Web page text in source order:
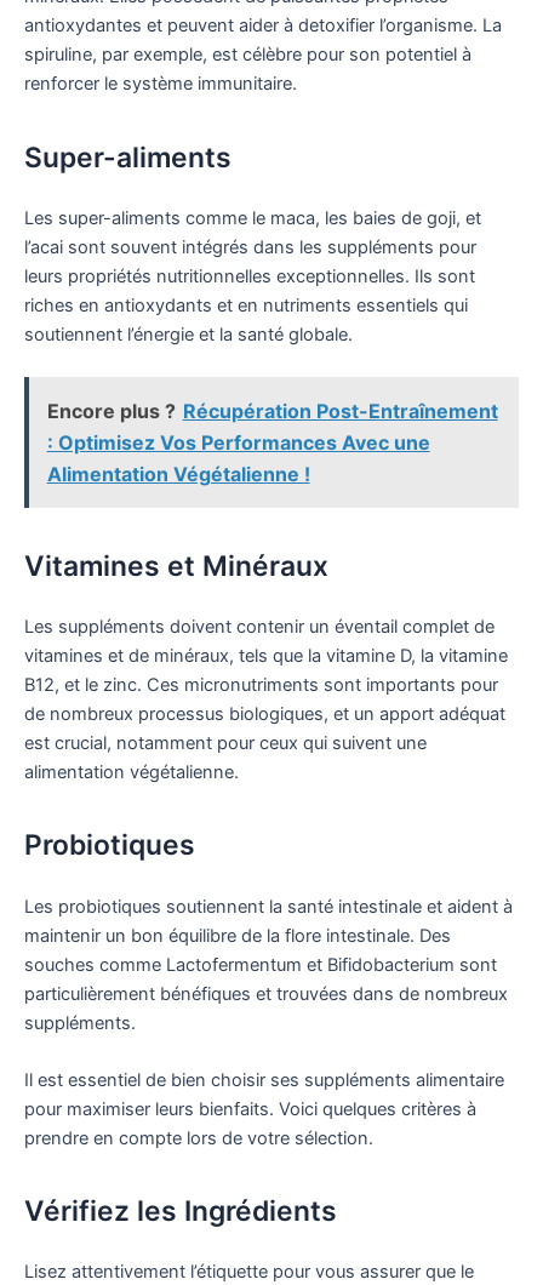
antioxydantes et peuvent aider à detoxifier l’organisme. La
spiruline, par exemple, est célèbre pour son potentiel à
renforcer le système immunitaire.
Super-aliments
Les super-aliments comme le maca, les baies de goji, et
l’acai sont souvent intégrés dans les suppléments pour
leurs propriétés nutritionnelles exceptionnelles. Ils sont
riches en antioxydants et en nutriments essentiels qui
soutiennent l’énergie et la santé globale.
Encore plus ? Récupération Post-Entraînement
: Optimisez Vos Performances Avec une
Alimentation Végétalienne !
Vitamines et Minéraux
Les suppléments doivent contenir un éventail complet de
vitamines et de minéraux, tels que la vitamine D, la vitamine
B12, et le zinc. Ces micronutriments sont importants pour
de nombreux processus biologiques, et un apport adéquat
est crucial, notamment pour ceux qui suivent une
alimentation végétalienne.
Probiotiques
Les probiotiques soutiennent la santé intestinale et aident à
maintenir un bon équilibre de la flore intestinale. Des
souches comme Lactofermentum et Bifidobacterium sont
particulièrement bénéfiques et trouvées dans de nombreux
suppléments.
Il est essentiel de bien choisir ses suppléments alimentaire
pour maximiser leurs bienfaits. Voici quelques critères à
prendre en compte lors de votre sélection.
Vérifiez les Ingrédients
Lisez attentivement l’étiquette pour vous assurer que le